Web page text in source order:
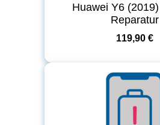
Huawei Y6
Reparatur
119,90 €